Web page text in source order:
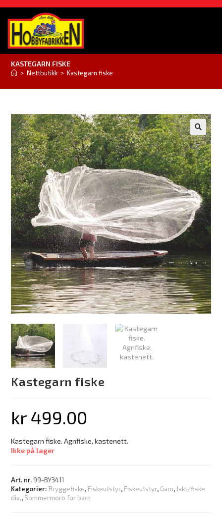
KASTEGARN FISKE
> Nettbutikk > Kastegarn fiske
🔍
Kastegarn fiske
kr 499.00
Kastegarn fiske. Agnfiske, kastenett.
Ikke på lager
Art. nr. 99-BY3411
Kategorier: Bryggefiske, Fiskeutstyr, Fiskeutstyr, Garn, Jakt/fiske
div., Sommermoro for barn